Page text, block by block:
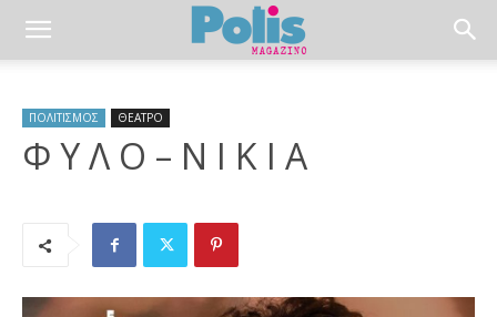
ΠΟΛΙΤΙΣΜΟΣ ΘΕΑΤΡΟ
Φ Υ Λ Ο – Ν Ι Κ Ι Α